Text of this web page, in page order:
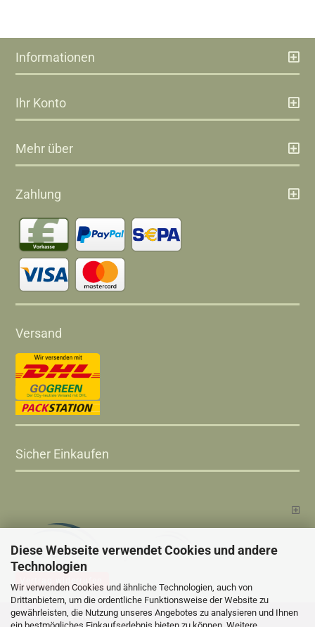
Diese Webseite verwendet Cookies und andere
Technologien
Wir verwenden Cookies und ähnliche Technologien, auch von
Drittanbietern, um die ordentliche Funktionsweise der Website zu
gewährleisten, die Nutzung unseres Angebotes zu analysieren und Ihnen
Informationen
Ihr Konto
Mehr über
Zahlung
Versand
Sicher Einkaufen
Alle Preise sind inkl. MwSt., zzgl.Versandkosten